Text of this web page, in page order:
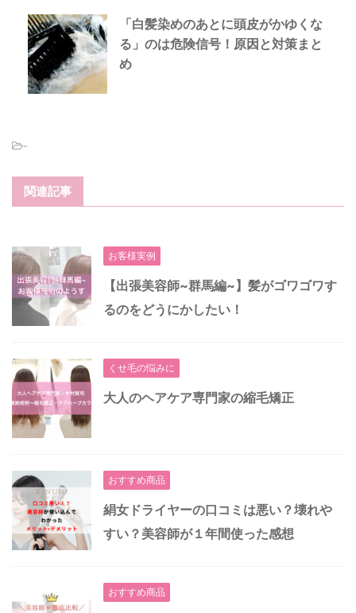
「白髪染めのあとに頭皮がかゆくな
る」のは危険信号！原因と対策まと
め
-
関連記事
お客様実例
【出張美容師~群馬編~】髪がゴワゴワす
るのをどうにかしたい！
くせ毛の悩みに
大人のヘアケア専門家の縮毛矯正
おすすめ商品
絹女ドライヤーの口コミは悪い？壊れや
すい？美容師が１年間使った感想
おすすめ商品